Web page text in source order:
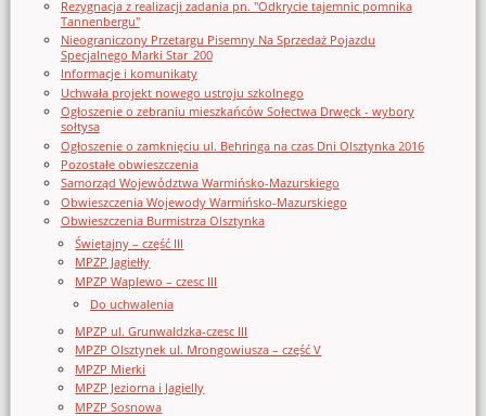
Rezygnacja z realizacji zadania pn. "Odkrycie tajemnic pomnika
Tannenbergu"
Nieograniczony Przetargu Pisemny Na Sprzedaż Pojazdu
Specjalnego Marki Star_200
Informacje i komunikaty
Uchwała projekt nowego ustroju szkolnego
Ogłoszenie o zebraniu mieszkańców Sołectwa Drwęck - wybory
sołtysa
Ogłoszenie o zamknięciu ul. Behringa na czas Dni Olsztynka 2016
Pozostałe obwieszczenia
Samorząd Województwa Warmińsko-Mazurskiego
Obwieszczenia Wojewody Warmińsko-Mazurskiego
Obwieszczenia Burmistrza Olsztynka
Świętajny – część III
MPZP Jagiełły
MPZP Waplewo – czesc III
Do uchwalenia
MPZP ul. Grunwaldzka-czesc III
MPZP Olsztynek ul. Mrongowiusza – część V
MPZP Mierki
MPZP Jeziorna i Jagielly
MPZP Sosnowa